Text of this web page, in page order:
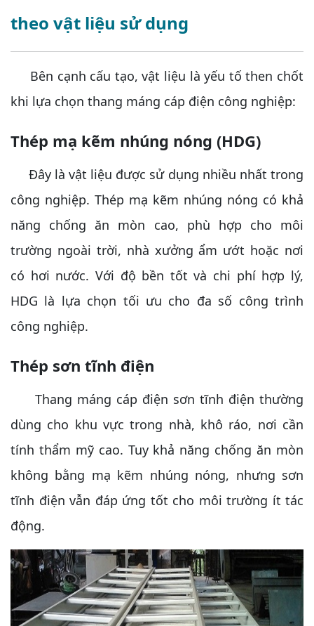
theo vật liệu sử dụng
Bên cạnh cấu tạo, vật liệu là yếu tố then chốt
khi lựa chọn thang máng cáp điện công nghiệp:
Thép mạ kẽm nhúng nóng (HDG)
Đây là vật liệu được sử dụng nhiều nhất trong
công nghiệp. Thép mạ kẽm nhúng nóng có khả
năng chống ăn mòn cao, phù hợp cho môi
trường ngoài trời, nhà xưởng ẩm ướt hoặc nơi
có hơi nước. Với độ bền tốt và chi phí hợp lý,
HDG là lựa chọn tối ưu cho đa số công trình
công nghiệp.
Thép sơn tĩnh điện
Thang máng cáp điện sơn tĩnh điện thường
dùng cho khu vực trong nhà, khô ráo, nơi cần
tính thẩm mỹ cao. Tuy khả năng chống ăn mòn
không bằng mạ kẽm nhúng nóng, nhưng sơn
tĩnh điện vẫn đáp ứng tốt cho môi trường ít tác
động.